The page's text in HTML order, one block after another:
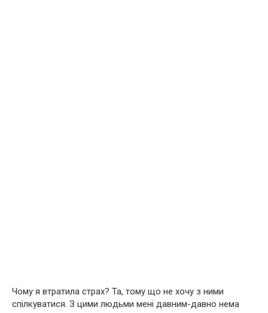
Чому я втратила страх? Та, тому що не хочу з ними
спілкуватися. З цими людьми мені давним-давно нема